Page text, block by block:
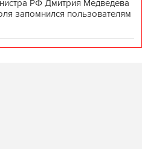
РФ Дмитрия Медведева
запомнился пользователям